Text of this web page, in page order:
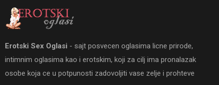
Erotski Sex Oglasi - sajt posvecen oglasima licne prirode,
intimnim oglasima kao i erotskim, koji za cilj ima pronalazak
osobe koja ce u potpunosti zadovoljiti vase zelje i prohteve